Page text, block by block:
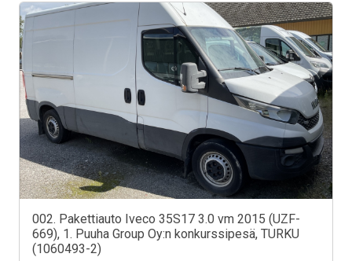
002. Pakettiauto Iveco 35S17 3.0 vm 2015 (UZF-
669), 1. Puuha Group Oy:n konkurssipesä, TURKU
(1060493-2)